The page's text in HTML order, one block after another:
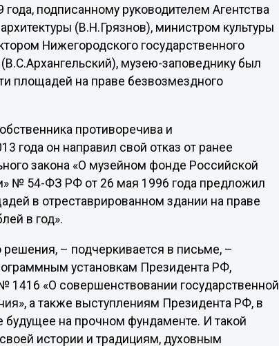
подписанному руководителем Агентства
(В.Н.Грязнов), министром культуры
Нижегородского государственного
музею-заповеднику был
площадей на праве безвозмездного
противоречива и
года он направил свой отказ от ранее
закона «О музейном фонде Российской
№ 54-ФЗ РФ от 26 мая 1996 года предложил
в отреставрированном здании на праве
в год».
решения, – подчеркивается в письме, –
установкам Президента РФ,
1416 «О совершенствовании государственной
а также выступлениям Президента РФ, в
на прочном фундаменте. И такой
истории и традициям, духовным